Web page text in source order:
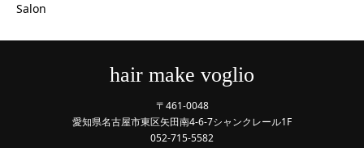
Salon
hair make voglio
〒461-0048
愛知県名古屋市東区矢田南4-6-7シャンクレール1F
052-715-5582